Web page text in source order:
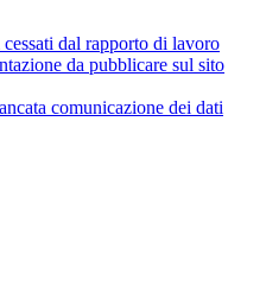
dal rapporto di lavoro
da pubblicare sul sito
comunicazione dei dati